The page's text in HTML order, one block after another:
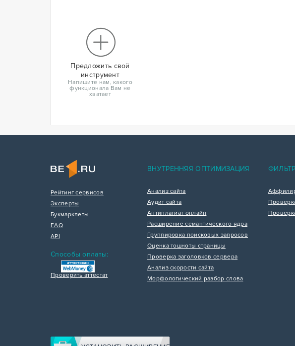
Предложить свой
инструмент
Напишите нам, какого
функционала Вам не
хватает
Рейтинг сервисов
Эксперты
Букмарклеты
FAQ
API
Способы оплаты:
Проверить аттестат
ВНУТРЕННЯЯ ОПТИМИЗАЦИЯ
Анализ сайта
Аудит сайта
Антиплагиат онлайн
Расширение семантического ядра
Группировка поисковых запросов
Оценка тошноты страницы
Проверка заголовков сервера
Анализ скорости сайта
Морфологический разбор слова